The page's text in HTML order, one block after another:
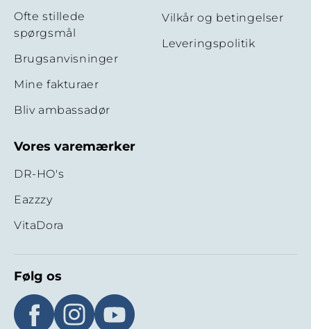
Ofte stillede
spørgsmål
Brugsanvisninger
Mine fakturaer
Bliv ambassadør
Vilkår og betingelser
Leveringspolitik
Vores varemærker
DR-HO's
Eazzzy
VitaDora
Følg os